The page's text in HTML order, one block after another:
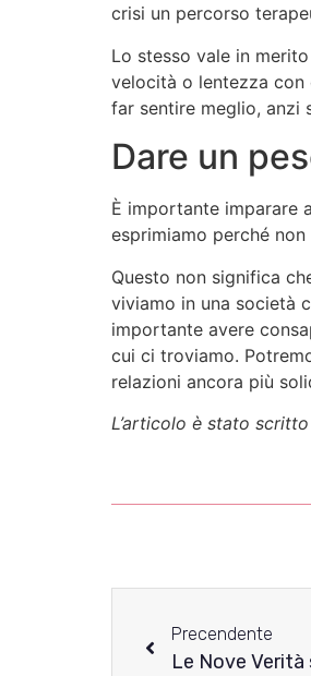
crisi un percorso
Lo stesso vale in
velocità o lentezza con
far sentire meglio, anzi
Dare un
È importante imparare
esprimiamo perché
Questo non significa
viviamo in una società
importante avere
cui ci troviamo.
relazioni ancora più
L’articolo è stato
Precendente
Le Nove